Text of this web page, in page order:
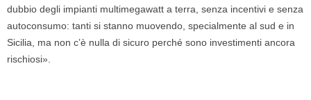
dubbio degli impianti multimegawatt a terra, senza incentivi e senza
autoconsumo: tanti si stanno muovendo, specialmente al sud e in
Sicilia, ma non c’è nulla di sicuro perché sono investimenti ancora
rischiosi».